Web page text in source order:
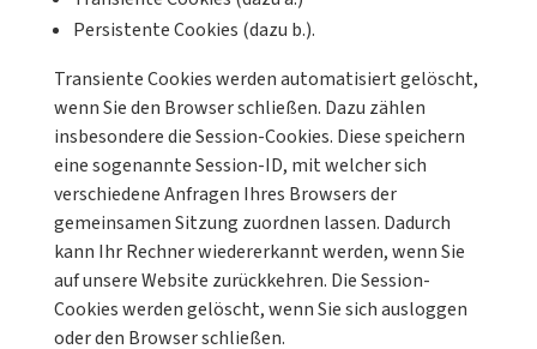
Persistente Cookies (dazu b.).
Transiente Cookies werden automatisiert gelöscht,
wenn Sie den Browser schließen. Dazu zählen
insbesondere die Session-Cookies. Diese speichern
eine sogenannte Session-ID, mit welcher sich
verschiedene Anfragen Ihres Browsers der
gemeinsamen Sitzung zuordnen lassen. Dadurch
kann Ihr Rechner wiedererkannt werden, wenn Sie
auf unsere Website zurückkehren. Die Session-
Cookies werden gelöscht, wenn Sie sich ausloggen
oder den Browser schließen.